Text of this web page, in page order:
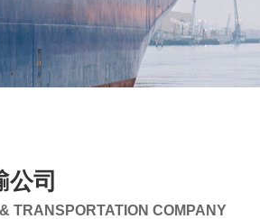
公司
TRANSPORTATION COMPANY